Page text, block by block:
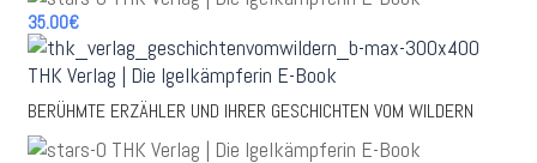
35.00€
BERÜHMTE ERZÄHLER UND IHRER GESCHICHTEN VOM WILDERN